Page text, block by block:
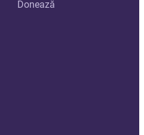
Donează